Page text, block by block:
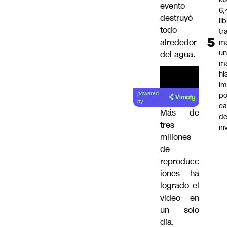
evento
destruyó
todo
alrededor
del agua.
powered
by
Más de
tres
millones
de
reproducc
iones ha
logrado el
video en
un solo
día.
un
de